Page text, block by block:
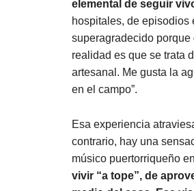
elemental de seguir
hospitales, de episodios
superagradecido
realidad es que se trata
artesanal. Me gusta la
en el campo”.
Esa experiencia
contrario, hay una
músico puertorriqueño
vivir “a tope”, de